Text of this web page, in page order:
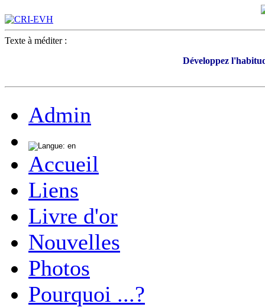
Texte à méditer :
Développez
Admin
Accueil
Liens
Livre d'or
Nouvelles
Photos
Pourquoi ...?